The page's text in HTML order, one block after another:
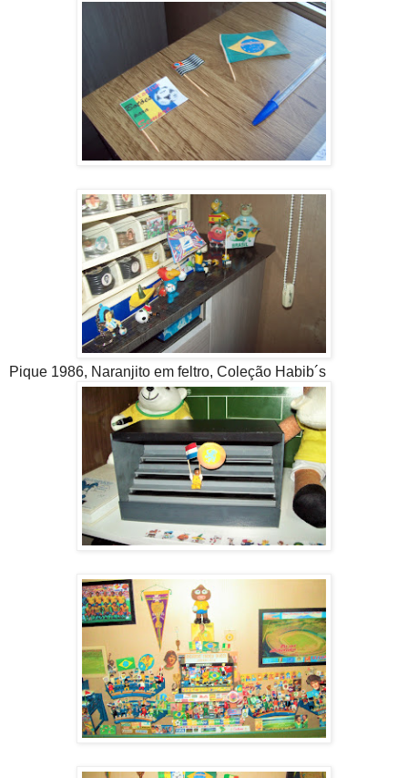
Pique 1986, Naranjito em feltro, Coleção Habib´s